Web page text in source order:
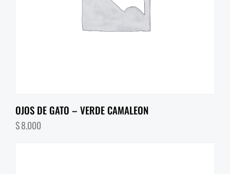
OJOS DE GATO – VERDE CAMALEON
$8,000